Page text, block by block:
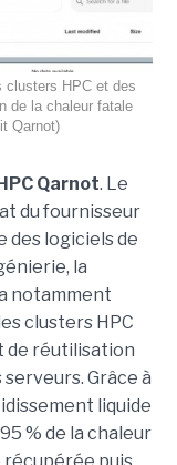
clusters HPC et des
de la chaleur fatale
Qarnot)
Qarnot. Le
du fournisseur
des logiciels de
la
notamment
clusters HPC
de réutilisation
Grâce à
liquide
% de la chaleur